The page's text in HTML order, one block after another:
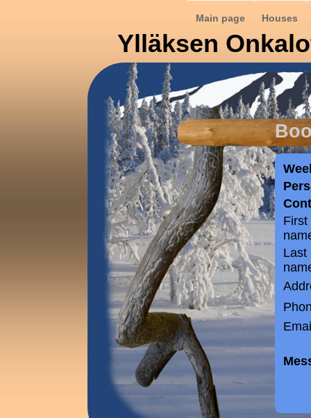
Main page Houses
Ylläksen
First
Last